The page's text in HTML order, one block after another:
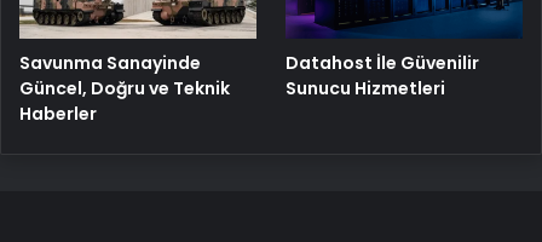
Savunma Sanayinde
Güncel, Doğru ve Teknik
Haberler
Datahost İle Güvenilir
Sunucu Hizmetleri